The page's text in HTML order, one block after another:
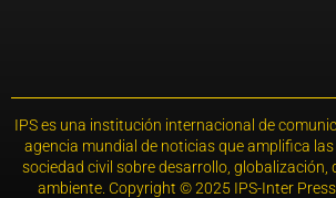
IPS es una institución internacional de
agencia mundial de noticias que amplifica las
sociedad civil sobre desarrollo, globalización,
ambiente. Copyright © 2025 IPS-Inter